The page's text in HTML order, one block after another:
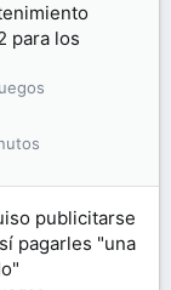
para los
publicitarse
pagarles "una